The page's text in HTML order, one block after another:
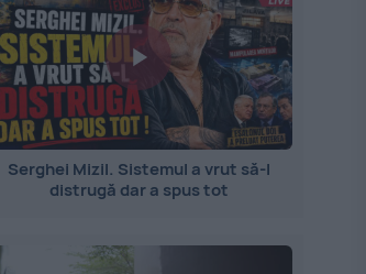
Serghei Mizil. Sistemul a vrut să-l
distrugă dar a spus tot